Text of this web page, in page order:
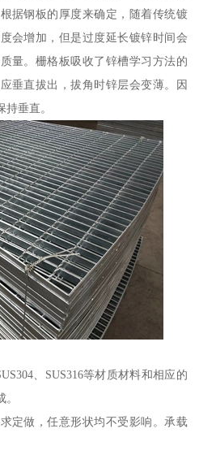
据钢板的厚度来确定，随着传统镀
会增加，但是过度延长镀锌时间会
量。栅格板吸收了锌槽学习方法的
垂直拔出，拔角时锌层会变薄。因
垂直。
、SUS316等材质材料和相应的
定做，任意形状均不受影响。承载